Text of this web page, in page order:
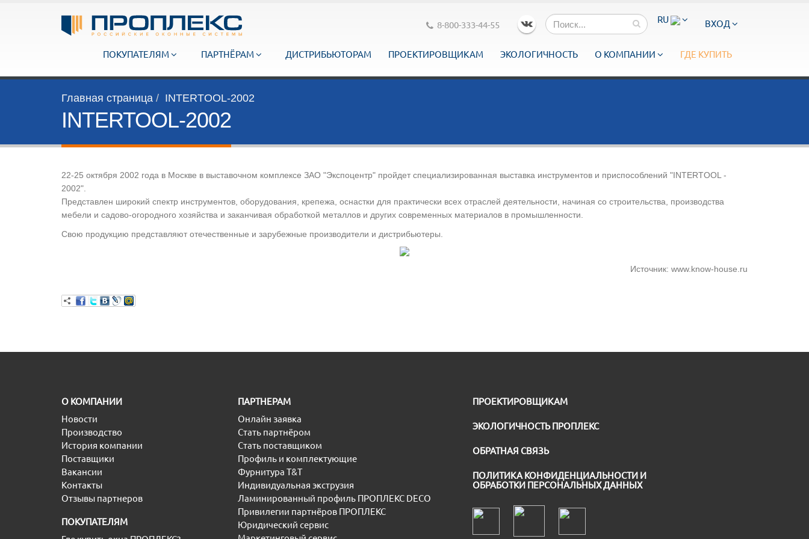
RU ВХОД
8-800-333-44-55
ПОКУПАТЕЛЯМ ПАРТНЁРАМ ДИСТРИБЬЮТОРАМ ПРОЕКТИРОВЩИКАМ ЭКОЛОГИЧНОСТЬ О КОМПАНИИ ГДЕ КУПИТЬ
Главная страница INTERTOOL-2002
INTERTOOL-2002
22-25 октября 2002 года в Москве в выставочном комплексе ЗАО "Экспоцентр" пройдет специализированная выставка инструментов и приспособлений "INTERTOOL -
2002".
Представлен широкий спектр инструментов, оборудования, крепежа, оснастки для практически всех отраслей деятельности, начиная со строительства, производства
мебели и садово-огородного хозяйства и заканчивая обработкой металлов и других современных материалов в промышленности.
Свою продукцию представляют отечественные и зарубежные производители и дистрибьютеры.
Источник: www.know-house.ru
O КОМПАНИИ
Новости
Производство
История компании
Поставщики
Вакансии
Контакты
Отзывы партнеров
ПОКУПАТЕЛЯМ
ПАРТНЕРАМ
Онлайн заявка
Стать партнёром
Стать поставщиком
Профиль и комплектующие
Фурнитура T&T
Индивидуальная экструзия
Ламинированный профиль ПРОПЛЕКС DECO
Привилегии партнёров ПРОПЛЕКС
Юридический сервис
ПРОЕКТИРОВЩИКАМ
ЭКОЛОГИЧНОСТЬ ПРОПЛЕКС
ОБРАТНАЯ СВЯЗЬ
ПОЛИТИКА КОНФИДЕНЦИАЛЬНОСТИ И
ОБРАБОТКИ ПЕРСОНАЛЬНЫХ ДАННЫХ